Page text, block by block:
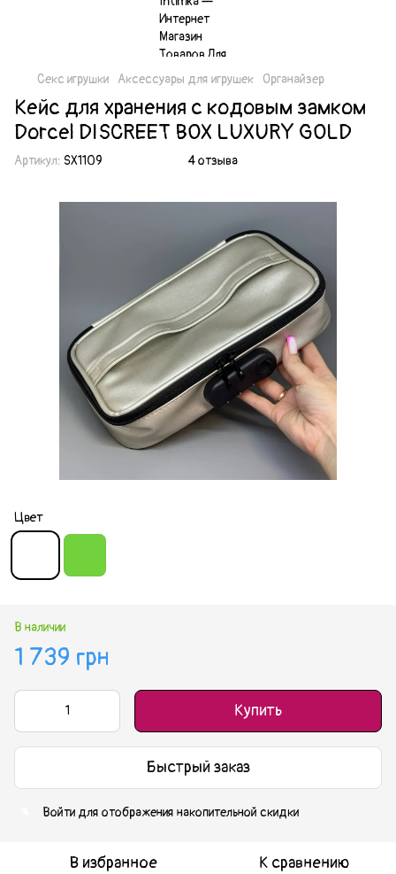
Секс игрушки Аксессуары для игрушек Органайзер
Кейс для хранения с кодовым замком
Dorcel DISCREET BOX LUXURY GOLD
Артикул: SX1109 4 отзыва
Цвет
В наличии
1 739 грн
Купить
Быстрый заказ
Войти для отображения накопительной скидки
В избранное К сравнению